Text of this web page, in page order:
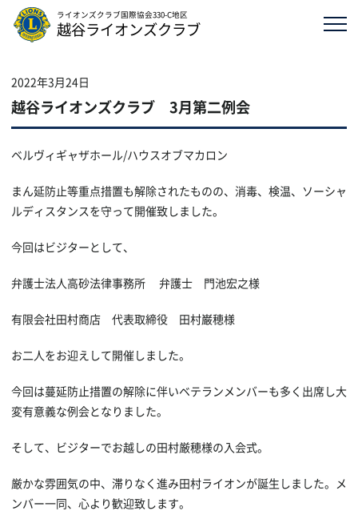
ライオンズクラブ国際協会330-C地区
越谷ライオンズクラブ
2022年3月24日
越谷ライオンズクラブ 3月第二例会
ベルヴィギャザホール/ハウスオブマカロン
まん延防止等重点措置も解除されたものの、消毒、検温、ソーシャ
ルディスタンスを守って開催致しました。
今回はビジターとして、
弁護士法人高砂法律事務所 弁護士 門池宏之様
有限会社田村商店 代表取締役 田村巌穂様
お二人をお迎えして開催しました。
今回は蔓延防止措置の解除に伴いベテランメンバーも多く出席し大
変有意義な例会となりました。
そして、ビジターでお越しの田村厳穂様の入会式。
厳かな雰囲気の中、滞りなく進み田村ライオンが誕生しました。メ
ンバー一同、心より歓迎致します。